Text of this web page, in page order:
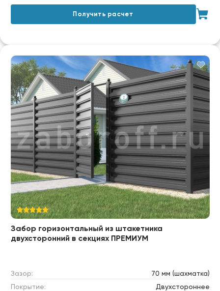
Получить расчет
Забор горизонтальный из штакетника
двухсторонний в секциях ПРЕМИУМ
Зазор:
70 мм (шахматка)
Покрытие:
Двухстороннее